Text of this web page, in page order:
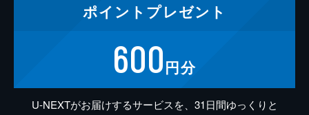
ポイント プレゼント
600円分
U-NEXTがお届けするサービスを、31日間ゆっくりと